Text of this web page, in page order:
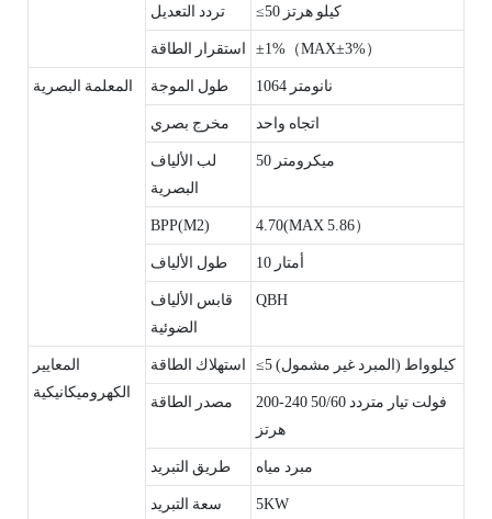
تردد التعديل ≤50 كيلو هرتز
استقرار الطاقة ±1%（MAX±3%）
المعلمة البصرية طول الموجة 1064 نانومتر
مخرج بصري اتجاه واحد
لب الألياف
البصرية
50 ميكرومتر
BPP(M2) 4.70(MAX 5.86）
طول الألياف 10 أمتار
قابس الألياف
الضوئية
QBH
المعايير
الكهروميكانيكية
استهلاك الطاقة ≤5 كيلوواط (المبرد غير مشمول)
مصدر الطاقة
200-240 فولت تيار متردد 50/60
هرتز
طريق التبريد مبرد مياه
سعة التبريد 5KW